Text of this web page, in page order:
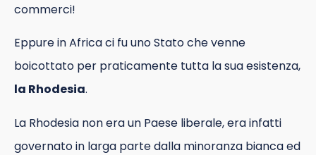
commerci!
Eppure in Africa ci fu uno Stato che venne
boicottato per praticamente tutta la sua esistenza,
la Rhodesia.
La Rhodesia non era un Paese liberale, era infatti
governato in larga parte dalla minoranza bianca ed